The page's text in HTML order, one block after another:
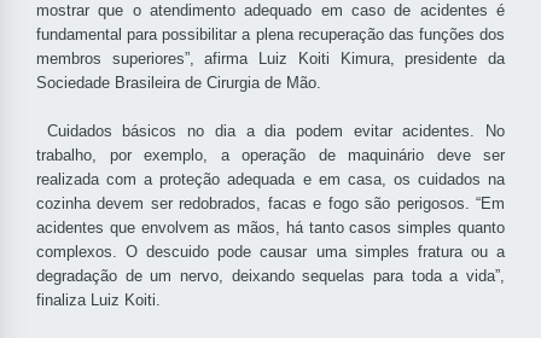
mostrar que o atendimento adequado em caso de acidentes é
fundamental para possibilitar a plena recuperação das funções dos
membros superiores”, afirma Luiz Koiti Kimura, presidente da
Sociedade Brasileira de Cirurgia de Mão.
Cuidados básicos no dia a dia podem evitar acidentes. No
trabalho, por exemplo, a operação de maquinário deve ser
realizada com a proteção adequada e em casa, os cuidados na
cozinha devem ser redobrados, facas e fogo são perigosos. “Em
acidentes que envolvem as mãos, há tanto casos simples quanto
complexos. O descuido pode causar uma simples fratura ou a
degradação de um nervo, deixando sequelas para toda a vida”,
finaliza Luiz Koiti.